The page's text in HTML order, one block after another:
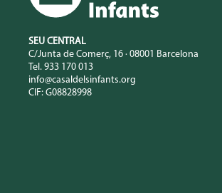
SEU CENTRAL
C/Junta de Comerç, 16 · 08001 Barcelona
Tel. 933 170 013
info@casaldelsinfants.org
CIF: G08828998